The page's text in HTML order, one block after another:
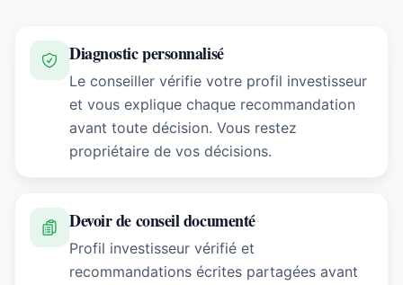
Diagnostic personnalisé
Le conseiller vérifie votre profil investisseur
et vous explique chaque recommandation
avant toute décision. Vous restez
propriétaire de vos décisions.
Devoir de conseil documenté
Profil investisseur vérifié et
recommandations écrites partagées avant